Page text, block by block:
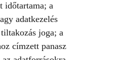
időtartama; a
adatkezelés
joga; a
címzett panasz